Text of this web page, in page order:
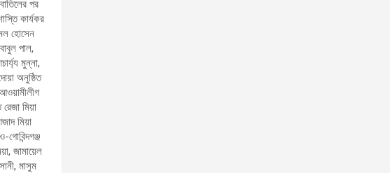
পর
কার্যকর
হোসেন
পাল,
মুন্না,
অনুষ্ঠিত
মিয়া
মিয়া
জামায়েল
মাসুম